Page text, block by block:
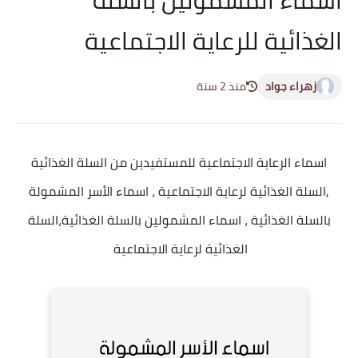
الغذائية للرعاية الاجتماعية
زهراء جواد منذ 2 سنة
اسماء الرعاية الاجتماعية للمستفيدين من السلة الغذائية
,السلة الغذائية لرعاية الاجتماعية ، اسماء الأسر المشمولة
بالسلة الغذائية ، اسماء المشمولين بالسلة الغذائية،السلة
الغذائية لرعاية الاجتماعية